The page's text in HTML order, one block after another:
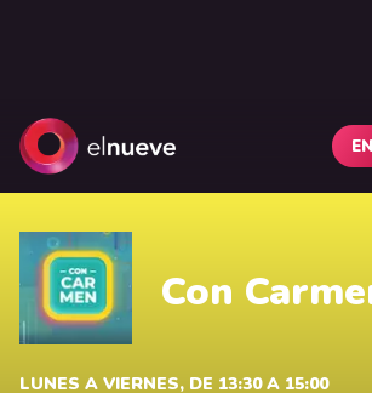
Con
LUNES A VIERNES, DE 13:30 A 15:00